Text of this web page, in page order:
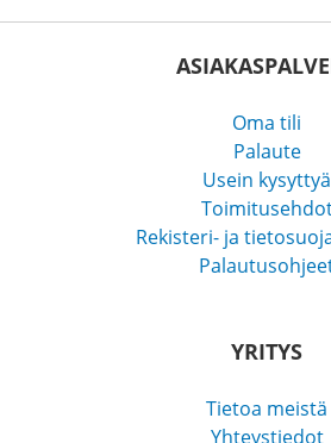
Oma tili
Palaute
Usein kysyttyä
Rekisteri- ja
YRITYS
Tietoa meistä
Yhteystiedot